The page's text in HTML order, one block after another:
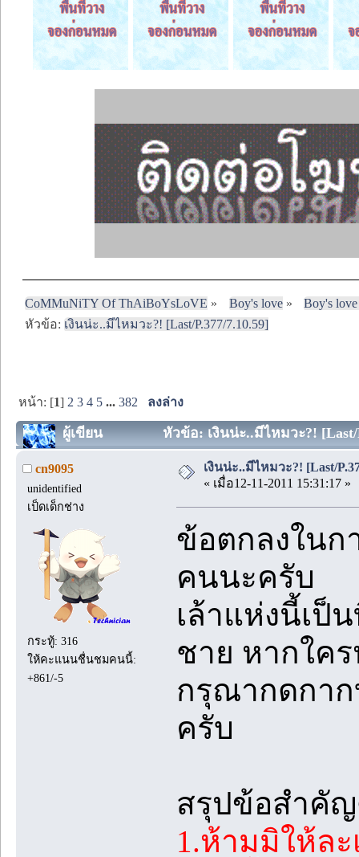
CoMMuNiTY Of ThAiBoYsLoVE » Boy's love»
Boy's
หัวข้อ: เงินน่ะ..มีไหมวะ?! [Last/P.377/7.10.59]
หน้า: [1] 2 3 4 5 ...382 ลงล่าง
ผู้เขียน หัวข้อ: เงินน่ะ..มีไหมวะ?! [Last/
cn9095
unidentified
เป็ดเด็กช่าง
กระทู้: 316
ให้คะแนนชื่นชมคนนี้:
+861/-5
เงินน่ะ..มีไหมวะ?! [Last/
« เมื่อ12-11-2011 15:31:17 »
ข้อตกลงในก
คนนะครับ
เล้าแห่งนี้เป็
ชาย หากใค
กรุณากดกา
ครับ
สรุปข้อสำคั
1.ห้ามมิให้ล